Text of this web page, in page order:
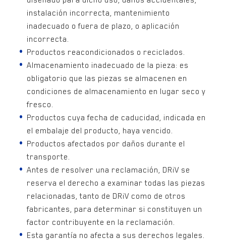
instalación incorrecta, mantenimiento
inadecuado o fuera de plazo, o aplicación
incorrecta.
Productos reacondicionados o reciclados.
Almacenamiento inadecuado de la pieza: es
obligatorio que las piezas se almacenen en
condiciones de almacenamiento en lugar seco y
fresco.
Productos cuya fecha de caducidad, indicada en
el embalaje del producto, haya vencido.
Productos afectados por daños durante el
transporte.
Antes de resolver una reclamación, DRiV se
reserva el derecho a examinar todas las piezas
relacionadas, tanto de DRiV como de otros
fabricantes, para determinar si constituyen un
factor contribuyente en la reclamación.
Esta garantía no afecta a sus derechos legales.